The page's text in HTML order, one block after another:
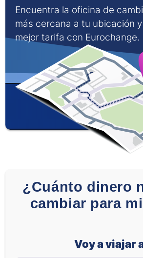
Encuentra la oficina de
más cercana a tu ubicación
mejor tarifa con Eurochange.
¿Cuánto dinero
cambiar para
Voy a viajar